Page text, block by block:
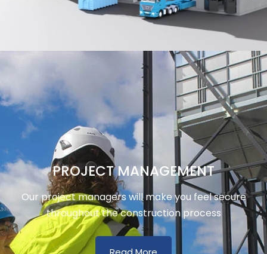
PROJECT MANAGEMENT
Our project managers will make you feel secure
throughout the construction process